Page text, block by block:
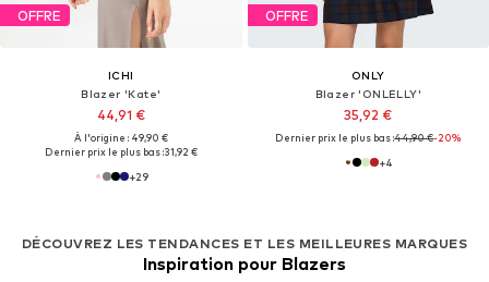
OFFRE
ICHI
Blazer 'Kate'
44,91 €
À l'origine : 49,90 €
Dernier prix le plus bas :31,92 €
+29
OFFRE
ONLY
Blazer 'ONLELLY'
35,92 €
Dernier prix le plus bas :44,90 €-20%
+4
DÉCOUVREZ LES TENDANCES ET LES MEILLEURES MARQUES
Inspiration pour Blazers